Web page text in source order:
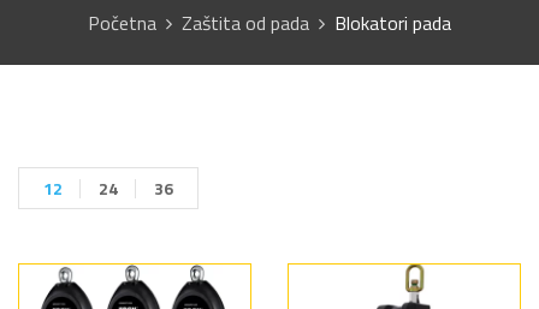
Početna Zaštita od pada Blokatori pada
12 24 36